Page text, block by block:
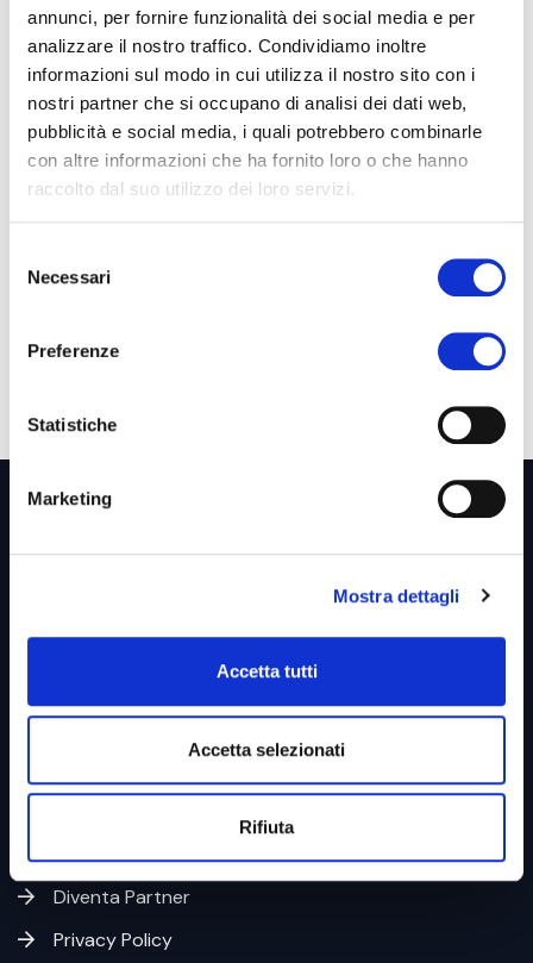
annunci, per fornire funzionalità dei social media e per
analizzare il nostro traffico. Condividiamo inoltre
informazioni sul modo in cui utilizza il nostro sito con i
nostri partner che si occupano di analisi dei dati web,
pubblicità e social media, i quali potrebbero combinarle
con altre informazioni che ha fornito loro o che hanno
raccolto dal suo utilizzo dei loro servizi.
delNecessari
Preferenze
Statistiche
Marketing
Mostra dettagli
Accetta tutti
Accetta selezionati
Rifiuta
#dpi#distributoriautomatici
Indaco Project srl -info@indacoproject.it-
www.indacoproject.it
Home
Whistleblowing
Diventa Partner
Privacy Policy